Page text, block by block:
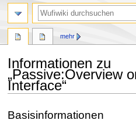
Informationen zu
„Passive:Overview
Interface“
Basisinformationen
mehr
Suche